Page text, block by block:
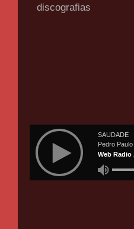
discografias